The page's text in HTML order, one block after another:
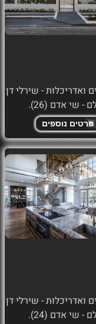
ואדריכלות - שירלי דן
- שי אדם (26).
פרטים נוספים
ואדריכלות - שירלי דן
- שי אדם (24).